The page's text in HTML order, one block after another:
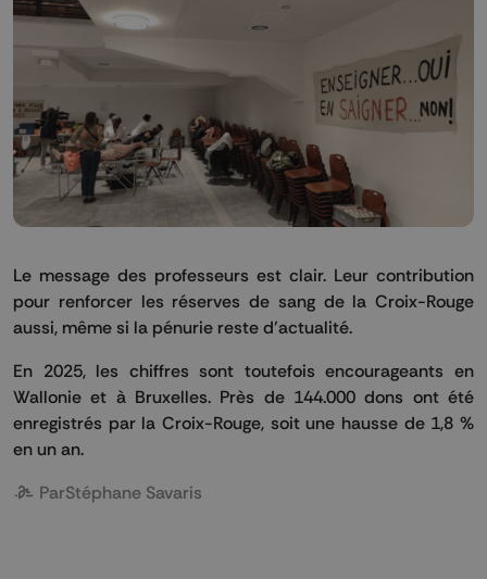
Le message des professeurs est clair. Leur contribution
pour renforcer les réserves de sang de la Croix-Rouge
aussi, même si la pénurie reste d’actualité.
En 2025, les chiffres sont toutefois encourageants en
Wallonie et à Bruxelles. Près de 144.000 dons ont été
enregistrés par la Croix-Rouge, soit une hausse de 1,8 %
en un an.
ParStéphane Savaris